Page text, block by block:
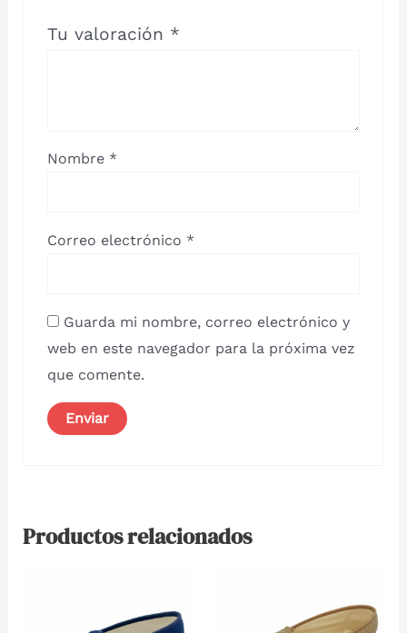
Tu valoración *
Nombre *
Correo electrónico *
Guarda mi nombre, correo electrónico y
web en este navegador para la próxima vez
que comente.
Productos relacionados